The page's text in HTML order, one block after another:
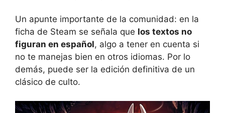
Un apunte importante de la comunidad: en la
ficha de Steam se señala que los textos no
figuran en español, algo a tener en cuenta si
no te manejas bien en otros idiomas. Por lo
demás, puede ser la edición definitiva de un
clásico de culto.